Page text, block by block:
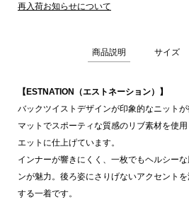
再入荷お知らせについて
商品説明 サイズ
【ESTNATION（エストネーション）】
バックツイストデザインが印象的なニットが
マットでスポーティな質感のリブ素材を使
エットに仕上げています。
インナーが響きにくく、一枚でもヘルシー
ンが魅力。後ろ姿にさりげないアクセント
する一着です。